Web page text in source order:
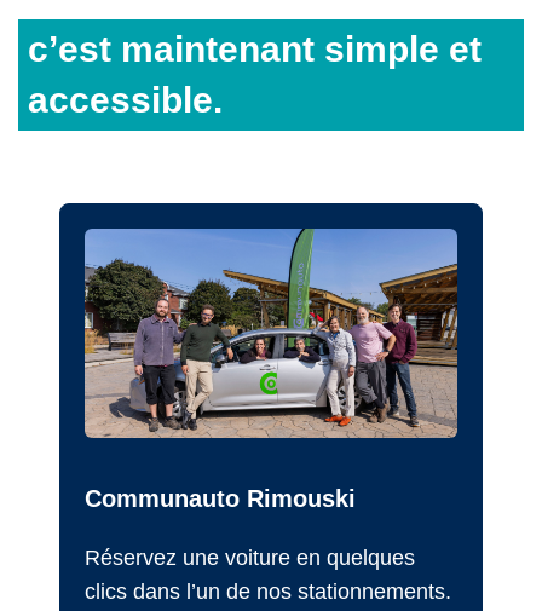
c’est maintenant simple et
accessible.
Communauto Rimouski
Réservez une voiture en quelques
clics dans l’un de nos stationnements.